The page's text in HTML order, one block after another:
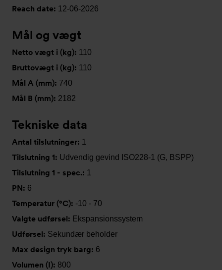
Reach date: 12-06-2026
Mål og vægt
Netto vægt i (kg): 110
Bruttovægt i (kg): 110
Mål A (mm): 740
Mål B (mm): 2182
Tekniske data
Antal tilslutninger: 1
Tilslutning 1: Udvendig gevind ISO228-1 (G, BSPP)
Tilslutning 1 - spec.: 1
PN: 6
Temperatur (°C): -10 - 70
Valgte udførsel: Ekspansionssystem
Udførsel: Sekundær beholder
Max design tryk barg: 6
Volumen (I): 800